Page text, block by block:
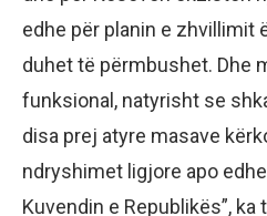
edhe për planin e zhvillimit
duhet të përmbushet. Dhe
funksional, natyrisht se
disa prej atyre masave
ndryshimet ligjore apo
Kuvendin e Republikës”, ka